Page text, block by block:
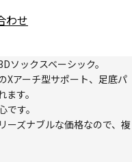
わせ
ソックスベーシック。
Xアーチ型サポート、足底パ
す。
す。
ーズナブルな価格なので、複